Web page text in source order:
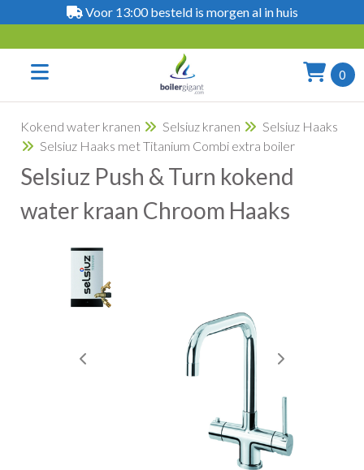
Voor 13:00 besteld is morgen al in huis
0
Kokend water kranen Selsiuz kranen
Selsiuz Haaks
Selsiuz Haaks met Titanium Combi extra boiler
Selsiuz Push & Turn kokend
water kraan Chroom Haaks